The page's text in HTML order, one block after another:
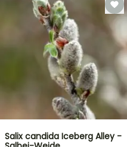
Salix candida Iceberg Alley -